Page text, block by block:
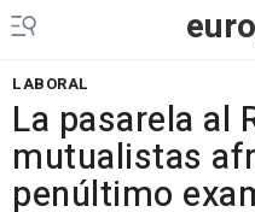
LABORAL
La pasarela al
mutualistas
penúltimo